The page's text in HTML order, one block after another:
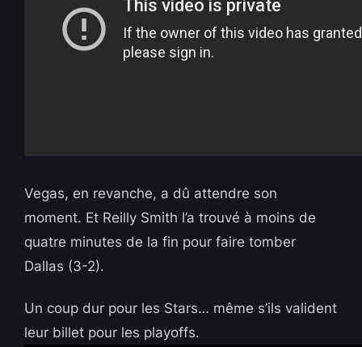
Vegas, en revanche, a dû attendre son
moment. Et Reilly Smith l’a trouvé à moins de
quatre minutes de la fin pour faire tomber
Dallas (3-2).
Un coup dur pour les Stars… même s’ils valident
leur billet pour les playoffs.